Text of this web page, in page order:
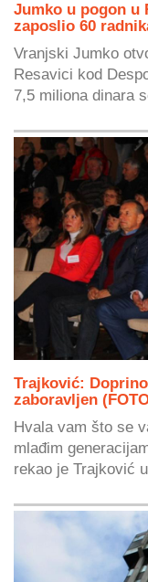
Jumko u pogon u
zaposlio 60
Vranjski Jumko
Resavici kod
7,5 miliona dinara
Trajković:
zaboravljen
Hvala vam što se
mlađim
rekao je Trajković